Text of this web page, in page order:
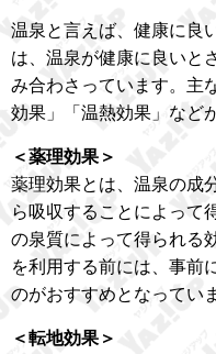
温泉と言えば、健康に良
は、温泉が健康に良いと
み合わさっています。主
効果」「温熱効果」など
＜薬理効果＞
薬理効果とは、温泉の成
ら吸収することによって
の泉質によって得られる
を利用する前には、事前
のがおすすめとなってい
＜転地効果＞